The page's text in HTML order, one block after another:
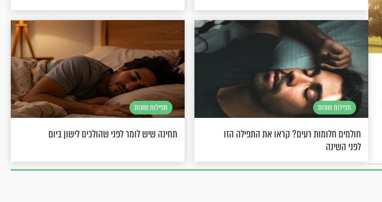
תפילות שונות
חולמים חלומות רעים? קראו את התפילה הזו
לפני השינה
תפילות שונות
תחינה שיש לומר לפני שהולכים לישון ביום